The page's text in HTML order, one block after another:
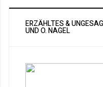
ERZÄHLTES &
ND O. NAGEL